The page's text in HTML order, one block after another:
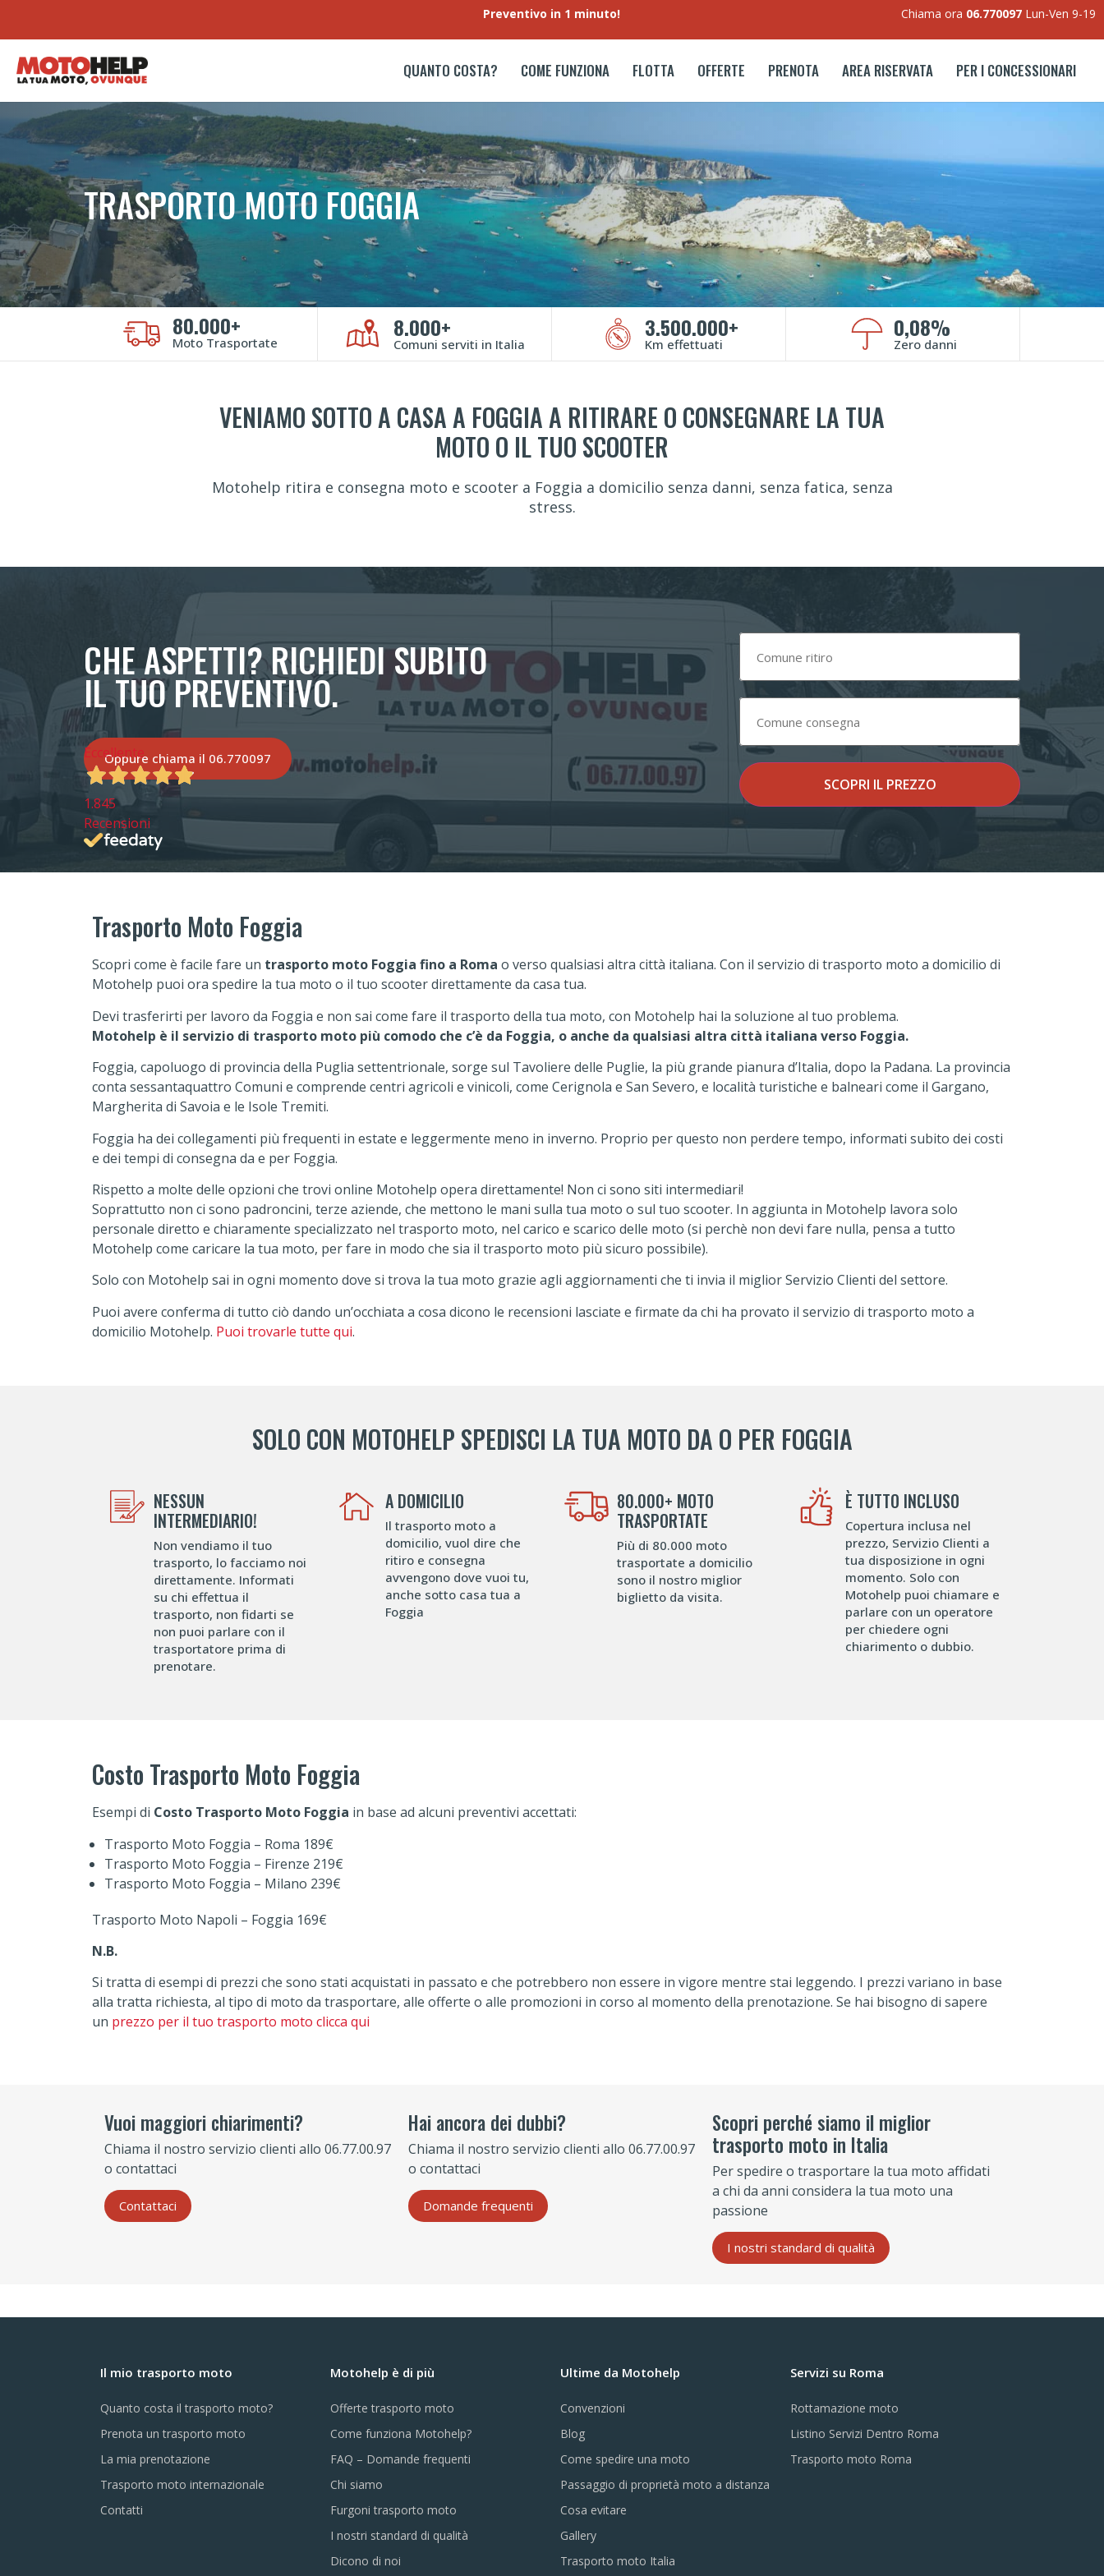
Preventivo in 1 minuto! Chiama ora 06.770097 Lun-Ven 9-19
QUANTO COSTA? COME FUNZIONA FLOTTA OFFERTE PRENOTA AREA RISERVATA PER I CONCESSIONARI
TRASPORTO MOTO FOGGIA
80.000+
Moto Trasportate
8.000+
Comuni serviti in Italia
3.500.000+
Km effettuati
0,08%
Zero danni
VENIAMO SOTTO A CASA A FOGGIA A RITIRARE O CONSEGNARE LA TUA
MOTO O IL TUO SCOOTER
Motohelp ritira e consegna moto e scooter a Foggia a domicilio senza danni, senza fatica, senza
stress.
CHE ASPETTI? RICHIEDI SUBITO
IL TUO PREVENTIVO.
Oppure chiama il 06.770097
Eccellente
1.845
Recensioni
SCOPRI IL PREZZO
Trasporto Moto Foggia
Scopri come è facile fare un trasporto moto Foggia fino a Roma o verso qualsiasi altra città italiana. Con il servizio di trasporto moto a domicilio di
Motohelp puoi ora spedire la tua moto o il tuo scooter direttamente da casa tua.
Devi trasferirti per lavoro da Foggia e non sai come fare il trasporto della tua moto, con Motohelp hai la soluzione al tuo problema.
Motohelp è il servizio di trasporto moto più comodo che c’è da Foggia, o anche da qualsiasi altra città italiana verso Foggia.
Foggia, capoluogo di provincia della Puglia settentrionale, sorge sul Tavoliere delle Puglie, la più grande pianura d’Italia, dopo la Padana. La provincia
conta sessantaquattro Comuni e comprende centri agricoli e vinicoli, come Cerignola e San Severo, e località turistiche e balneari come il Gargano,
Margherita di Savoia e le Isole Tremiti.
Foggia ha dei collegamenti più frequenti in estate e leggermente meno in inverno. Proprio per questo non perdere tempo, informati subito dei costi
e dei tempi di consegna da e per Foggia.
Rispetto a molte delle opzioni che trovi online Motohelp opera direttamente! Non ci sono siti intermediari!
Soprattutto non ci sono padroncini, terze aziende, che mettono le mani sulla tua moto o sul tuo scooter. In aggiunta in Motohelp lavora solo
personale diretto e chiaramente specializzato nel trasporto moto, nel carico e scarico delle moto (si perchè non devi fare nulla, pensa a tutto
Motohelp come caricare la tua moto, per fare in modo che sia il trasporto moto più sicuro possibile).
Solo con Motohelp sai in ogni momento dove si trova la tua moto grazie agli aggiornamenti che ti invia il miglior Servizio Clienti del settore.
Puoi avere conferma di tutto ciò dando un’occhiata a cosa dicono le recensioni lasciate e firmate da chi ha provato il servizio di trasporto moto a
domicilio Motohelp. Puoi trovarle tutte qui.
SOLO CON MOTOHELP SPEDISCI LA TUA MOTO DA O PER FOGGIA
NESSUN
INTERMEDIARIO!
Non vendiamo il tuo
trasporto, lo facciamo noi
direttamente. Informati
su chi effettua il
trasporto, non fidarti se
non puoi parlare con il
trasportatore prima di
prenotare.
A DOMICILIO
Il trasporto moto a
domicilio, vuol dire che
ritiro e consegna
avvengono dove vuoi tu,
anche sotto casa tua a
Foggia
80.000+ MOTO
TRASPORTATE
Più di 80.000 moto
trasportate a domicilio
sono il nostro miglior
biglietto da visita.
È TUTTO INCLUSO
Copertura inclusa nel
prezzo, Servizio Clienti a
tua disposizione in ogni
momento. Solo con
Motohelp puoi chiamare e
parlare con un operatore
per chiedere ogni
chiarimento o dubbio.
Costo Trasporto Moto Foggia
Esempi di Costo Trasporto Moto Foggia in base ad alcuni preventivi accettati:
Trasporto Moto Foggia – Roma 189€
Trasporto Moto Foggia – Firenze 219€
Trasporto Moto Foggia – Milano 239€
Trasporto Moto Napoli – Foggia 169€
N.B.
Si tratta di esempi di prezzi che sono stati acquistati in passato e che potrebbero non essere in vigore mentre stai leggendo. I prezzi variano in base
alla tratta richiesta, al tipo di moto da trasportare, alle offerte o alle promozioni in corso al momento della prenotazione. Se hai bisogno di sapere
un prezzo per il tuo trasporto moto clicca qui
Vuoi maggiori chiarimenti?
Chiama il nostro servizio clienti allo 06.77.00.97
o contattaci
Contattaci
Hai ancora dei dubbi?
Chiama il nostro servizio clienti allo 06.77.00.97
o contattaci
Domande frequenti
Scopri perché siamo il miglior
trasporto moto in Italia
Per spedire o trasportare la tua moto affidati
a chi da anni considera la tua moto una
passione
I nostri standard di qualità
Il mio trasporto moto
Quanto costa il trasporto moto?
Prenota un trasporto moto
La mia prenotazione
Trasporto moto internazionale
Contatti
Motohelp è di più
Offerte trasporto moto
Come funziona Motohelp?
FAQ – Domande frequenti
Chi siamo
Furgoni trasporto moto
I nostri standard di qualità
Dicono di noi
Ultime da Motohelp
Convenzioni
Blog
Come spedire una moto
Passaggio di proprietà moto a distanza
Cosa evitare
Gallery
Trasporto moto Italia
Servizi su Roma
Rottamazione moto
Listino Servizi Dentro Roma
Trasporto moto Roma